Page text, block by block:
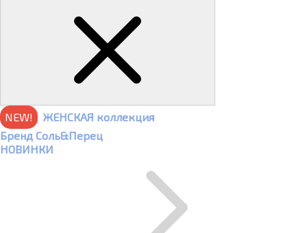
NEW!
ЖЕНСКАЯ коллекция
Бренд Соль&Перец
НОВИНКИ